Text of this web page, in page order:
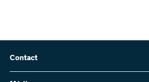
Contact
Fonds national suisse (FNS)